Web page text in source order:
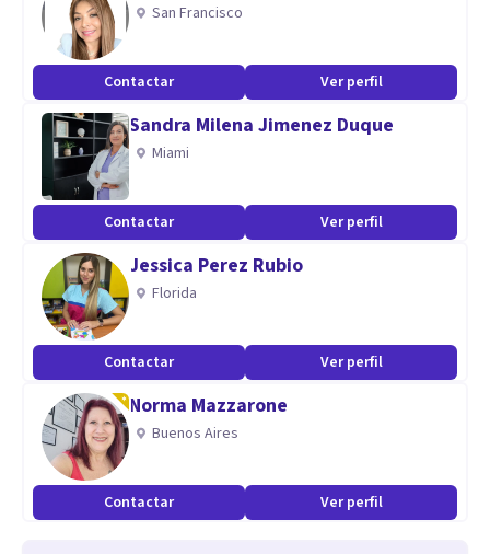
San Francisco
Contactar Ver perfil
Sandra Milena Jimenez Duque
Miami
Contactar Ver perfil
Jessica Perez Rubio
Florida
Contactar Ver perfil
Norma Mazzarone
Buenos Aires
Contactar Ver perfil